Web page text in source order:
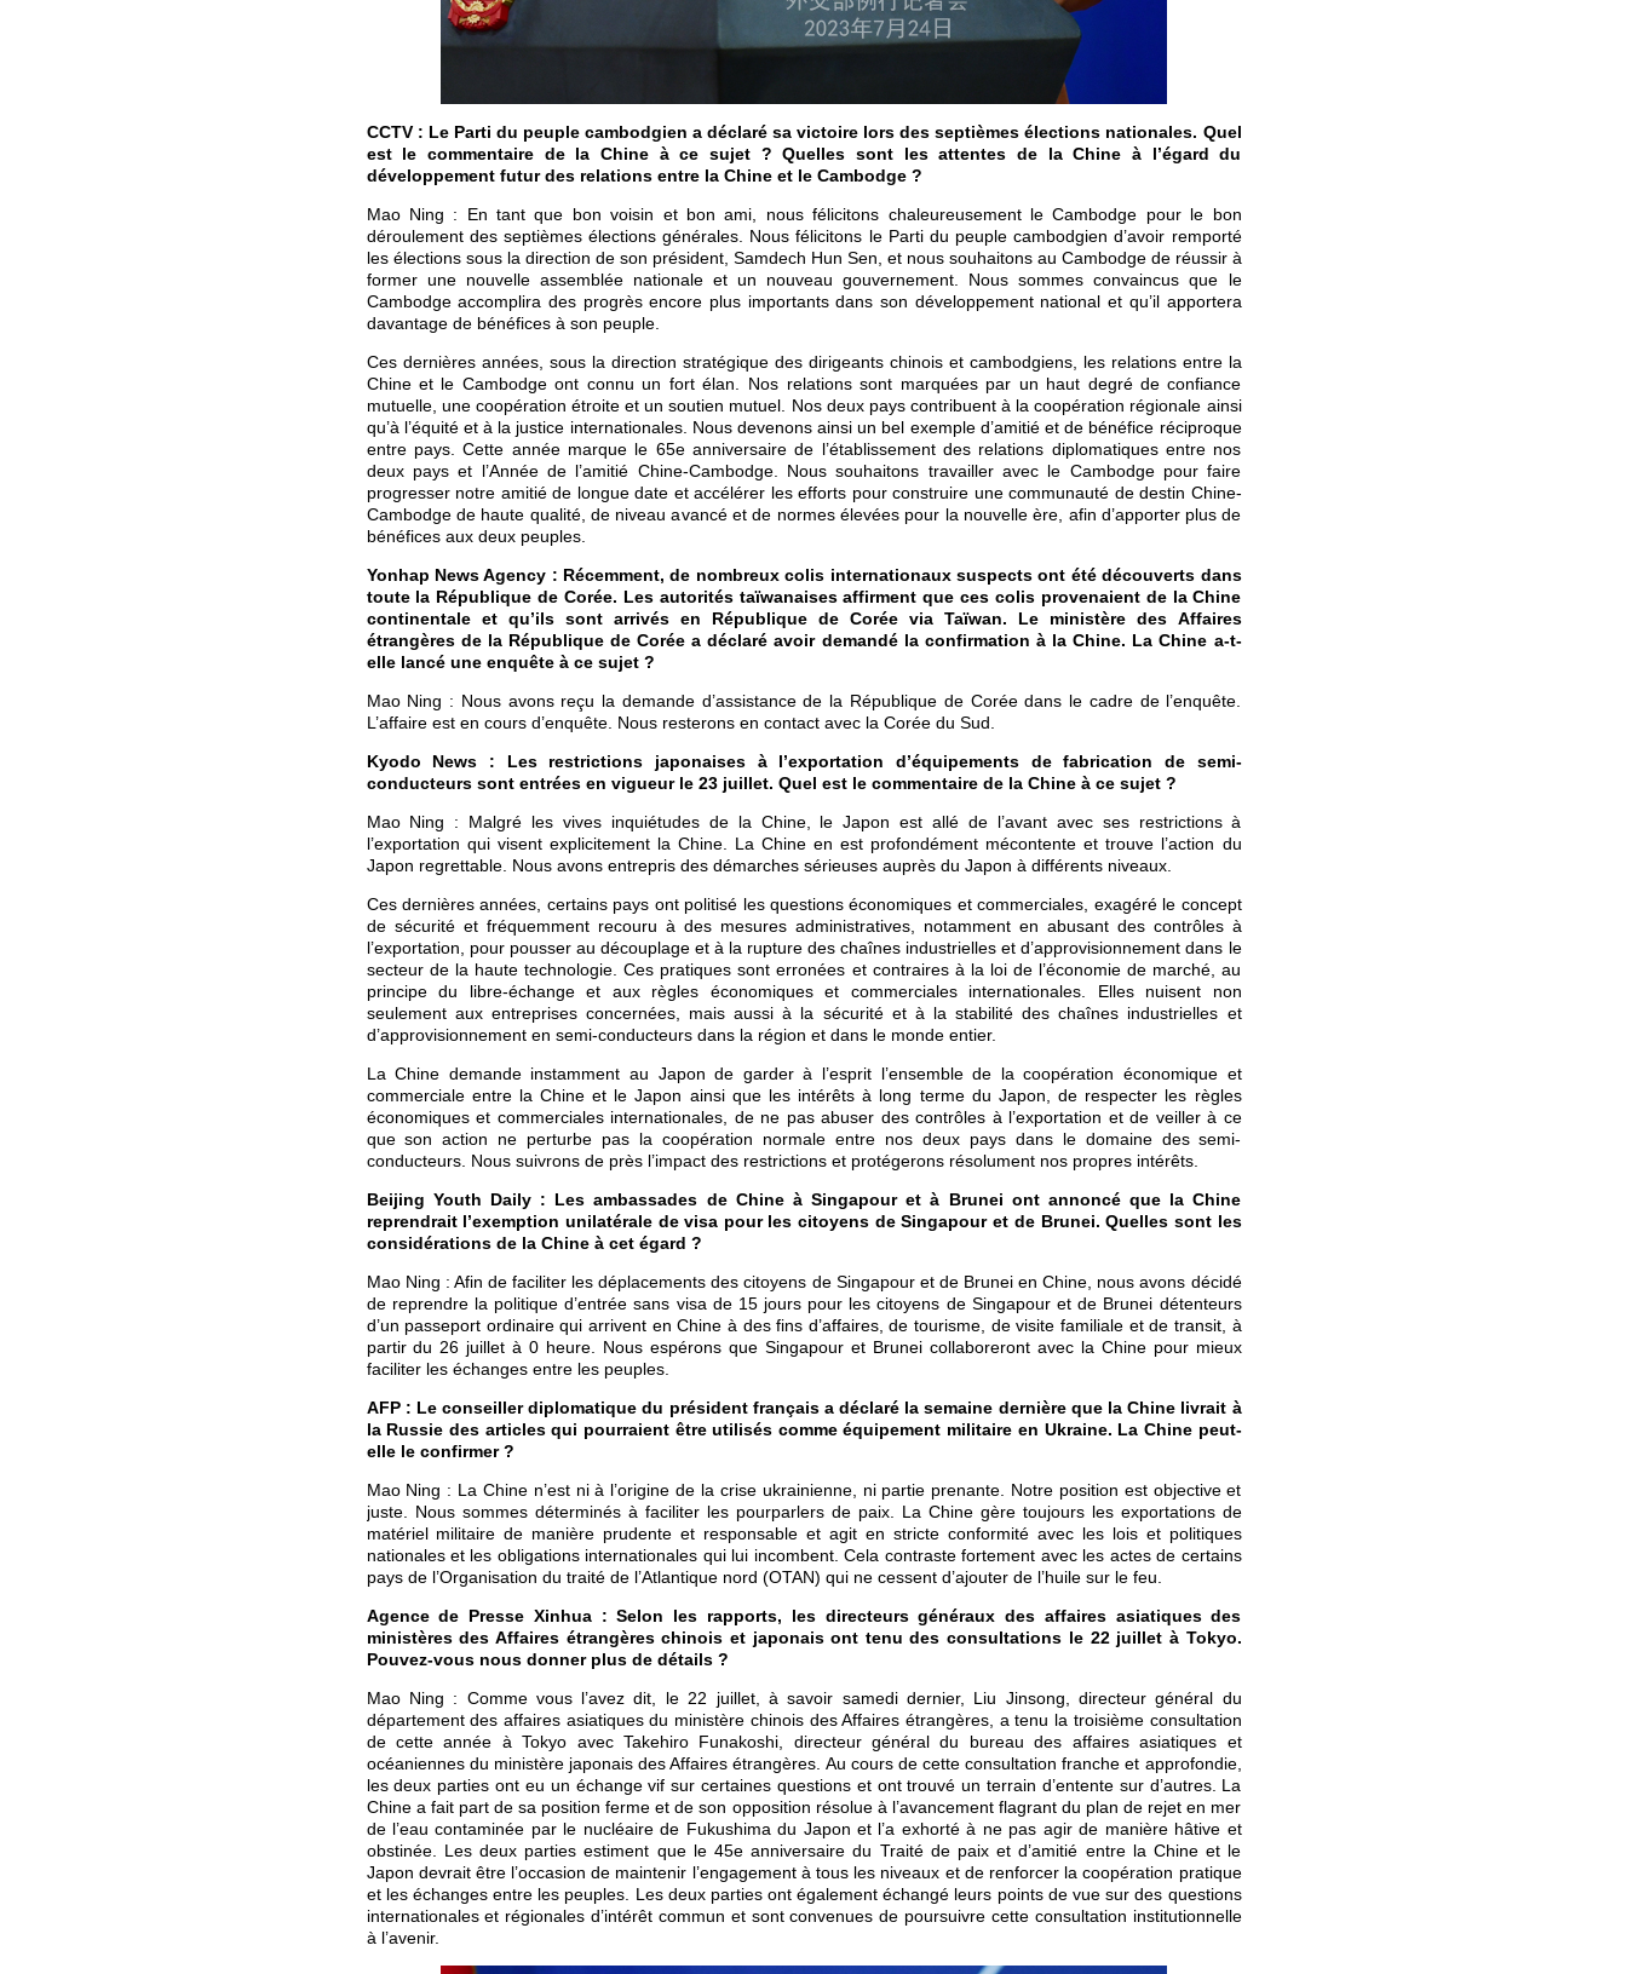
CCTV : Le Parti du peuple cambodgien a déclaré sa victoire lors des septièmes élections nationales. Quel
est le commentaire de la Chine à ce sujet ? Quelles sont les attentes de la Chine à l’égard du
développement futur des relations entre la Chine et le Cambodge ?
Mao Ning : En tant que bon voisin et bon ami, nous félicitons chaleureusement le Cambodge pour le bon
déroulement des septièmes élections générales. Nous félicitons le Parti du peuple cambodgien d’avoir remporté
les élections sous la direction de son président, Samdech Hun Sen, et nous souhaitons au Cambodge de réussir à
former une nouvelle assemblée nationale et un nouveau gouvernement. Nous sommes convaincus que le
Cambodge accomplira des progrès encore plus importants dans son développement national et qu’il apportera
davantage de bénéfices à son peuple.
Ces dernières années, sous la direction stratégique des dirigeants chinois et cambodgiens, les relations entre la
Chine et le Cambodge ont connu un fort élan. Nos relations sont marquées par un haut degré de confiance
mutuelle, une coopération étroite et un soutien mutuel. Nos deux pays contribuent à la coopération régionale ainsi
qu’à l’équité et à la justice internationales. Nous devenons ainsi un bel exemple d’amitié et de bénéfice réciproque
entre pays. Cette année marque le 65e anniversaire de l’établissement des relations diplomatiques entre nos
deux pays et l’Année de l’amitié Chine-Cambodge. Nous souhaitons travailler avec le Cambodge pour faire
progresser notre amitié de longue date et accélérer les efforts pour construire une communauté de destin Chine-
Cambodge de haute qualité, de niveau avancé et de normes élevées pour la nouvelle ère, afin d’apporter plus de
bénéfices aux deux peuples.
Yonhap News Agency : Récemment, de nombreux colis internationaux suspects ont été découverts dans
toute la République de Corée. Les autorités taïwanaises affirment que ces colis provenaient de la Chine
continentale et qu’ils sont arrivés en République de Corée via Taïwan. Le ministère des Affaires
étrangères de la République de Corée a déclaré avoir demandé la confirmation à la Chine. La Chine a-t-
elle lancé une enquête à ce sujet ?
Mao Ning : Nous avons reçu la demande d’assistance de la République de Corée dans le cadre de l’enquête.
L’affaire est en cours d’enquête. Nous resterons en contact avec la Corée du Sud.
Kyodo News : Les restrictions japonaises à l’exportation d’équipements de fabrication de semi-
conducteurs sont entrées en vigueur le 23 juillet. Quel est le commentaire de la Chine à ce sujet ?
Mao Ning : Malgré les vives inquiétudes de la Chine, le Japon est allé de l’avant avec ses restrictions à
l’exportation qui visent explicitement la Chine. La Chine en est profondément mécontente et trouve l’action du
Japon regrettable. Nous avons entrepris des démarches sérieuses auprès du Japon à différents niveaux.
Ces dernières années, certains pays ont politisé les questions économiques et commerciales, exagéré le concept
de sécurité et fréquemment recouru à des mesures administratives, notamment en abusant des contrôles à
l’exportation, pour pousser au découplage et à la rupture des chaînes industrielles et d’approvisionnement dans le
secteur de la haute technologie. Ces pratiques sont erronées et contraires à la loi de l’économie de marché, au
principe du libre-échange et aux règles économiques et commerciales internationales. Elles nuisent non
seulement aux entreprises concernées, mais aussi à la sécurité et à la stabilité des chaînes industrielles et
d’approvisionnement en semi-conducteurs dans la région et dans le monde entier.
La Chine demande instamment au Japon de garder à l’esprit l’ensemble de la coopération économique et
commerciale entre la Chine et le Japon ainsi que les intérêts à long terme du Japon, de respecter les règles
économiques et commerciales internationales, de ne pas abuser des contrôles à l’exportation et de veiller à ce
que son action ne perturbe pas la coopération normale entre nos deux pays dans le domaine des semi-
conducteurs. Nous suivrons de près l’impact des restrictions et protégerons résolument nos propres intérêts.
Beijing Youth Daily : Les ambassades de Chine à Singapour et à Brunei ont annoncé que la Chine
reprendrait l’exemption unilatérale de visa pour les citoyens de Singapour et de Brunei. Quelles sont les
considérations de la Chine à cet égard ?
Mao Ning : Afin de faciliter les déplacements des citoyens de Singapour et de Brunei en Chine, nous avons décidé
de reprendre la politique d’entrée sans visa de 15 jours pour les citoyens de Singapour et de Brunei détenteurs
d’un passeport ordinaire qui arrivent en Chine à des fins d’affaires, de tourisme, de visite familiale et de transit, à
partir du 26 juillet à 0 heure. Nous espérons que Singapour et Brunei collaboreront avec la Chine pour mieux
faciliter les échanges entre les peuples.
AFP : Le conseiller diplomatique du président français a déclaré la semaine dernière que la Chine livrait à
la Russie des articles qui pourraient être utilisés comme équipement militaire en Ukraine. La Chine peut-
elle le confirmer ?
Mao Ning : La Chine n’est ni à l’origine de la crise ukrainienne, ni partie prenante. Notre position est objective et
juste. Nous sommes déterminés à faciliter les pourparlers de paix. La Chine gère toujours les exportations de
matériel militaire de manière prudente et responsable et agit en stricte conformité avec les lois et politiques
nationales et les obligations internationales qui lui incombent. Cela contraste fortement avec les actes de certains
pays de l’Organisation du traité de l’Atlantique nord (OTAN) qui ne cessent d’ajouter de l’huile sur le feu.
Agence de Presse Xinhua : Selon les rapports, les directeurs généraux des affaires asiatiques des
ministères des Affaires étrangères chinois et japonais ont tenu des consultations le 22 juillet à Tokyo.
Pouvez-vous nous donner plus de détails ?
Mao Ning : Comme vous l’avez dit, le 22 juillet, à savoir samedi dernier, Liu Jinsong, directeur général du
département des affaires asiatiques du ministère chinois des Affaires étrangères, a tenu la troisième consultation
de cette année à Tokyo avec Takehiro Funakoshi, directeur général du bureau des affaires asiatiques et
océaniennes du ministère japonais des Affaires étrangères. Au cours de cette consultation franche et approfondie,
les deux parties ont eu un échange vif sur certaines questions et ont trouvé un terrain d’entente sur d’autres. La
Chine a fait part de sa position ferme et de son opposition résolue à l’avancement flagrant du plan de rejet en mer
de l’eau contaminée par le nucléaire de Fukushima du Japon et l’a exhorté à ne pas agir de manière hâtive et
obstinée. Les deux parties estiment que le 45e anniversaire du Traité de paix et d’amitié entre la Chine et le
Japon devrait être l’occasion de maintenir l’engagement à tous les niveaux et de renforcer la coopération pratique
et les échanges entre les peuples. Les deux parties ont également échangé leurs points de vue sur des questions
internationales et régionales d’intérêt commun et sont convenues de poursuivre cette consultation institutionnelle
à l’avenir.